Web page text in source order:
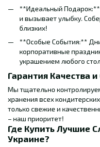
**Идеальный Подарок:**
и вызывает улыбку.
близких!
**Особые События:**
корпоративные
украшением любого
Гарантия Качества
Мы тщательно
хранения всех
только свежие и
– наш приоритет!
Где Купить Лучшие
Украине?